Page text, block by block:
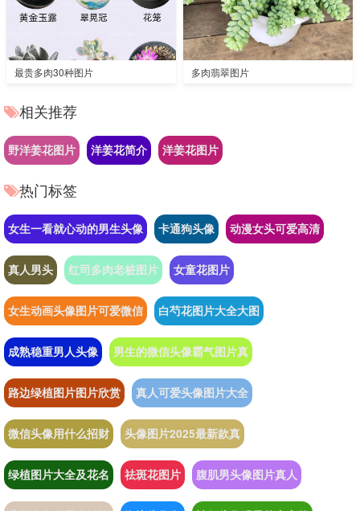
最贵多肉30种图片 多肉翡翠图片
相关推荐
野洋姜花图片 洋姜花简介 洋姜花图片
热门标签
女生一看就心动的男生头像 卡通狗头像 动漫女头可爱高清
真人男头 红司多肉老桩图片 女童花图片
女生动画头像图片可爱微信 白芍花图片大全大图
成熟稳重男人头像 男生的微信头像霸气图片真
路边绿植图片图片欣赏 真人可爱头像图片大全
微信头像用什么招财 头像图片2025最新款真
绿植图片大全及花名 祛斑花图片 腹肌男头像图片真人